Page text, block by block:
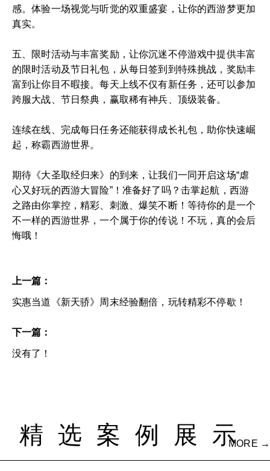
感。体验一场视觉与听觉的双重盛宴，让你的西游梦更加
真实。
五、限时活动与丰富奖励，让你沉迷不停游戏中提供丰富
的限时活动及节日礼包，从每日签到到特殊挑战，奖励丰
富到让你目不暇接。每天上线不仅有新任务，还可以参加
跨服大战、节日祭典，赢取稀有神兵、顶级装备。
连续在线、完成每日任务还能获得成长礼包，助你快速崛
起，称霸西游世界。
期待《大圣取经归来》的到来，让我们一同开启这场“虐
心又好玩的西游大冒险”！准备好了吗？击掌起航，西游
之路由你掌控，精彩、刺激、爆笑不断！等待你的是一个
不一样的西游世界，一个属于你的传说！不玩，真的会后
悔哦！
上一篇：
实惠当道《新天骄》周末经验翻倍，玩转精彩不停歇！
下一篇：
没有了！
精选案例展示MORE →